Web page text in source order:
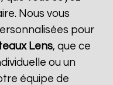
Nous vous
pour
Lens, que ce
ou un
équipe de